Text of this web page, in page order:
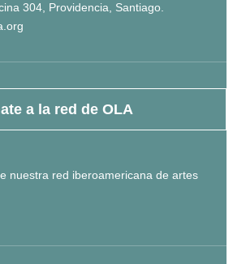
304, Providencia, Santiago.
a la red de OLA
nuestra red iberoamericana de artes